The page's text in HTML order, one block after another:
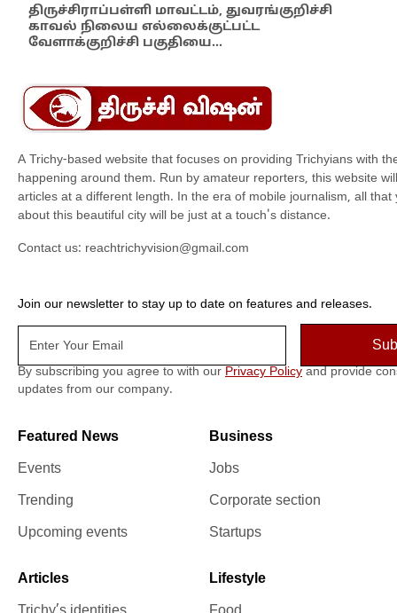
திருச்சிராப்பள்ளி மாவட்டம், துவரங்குறிச்சி
காவல் நிலைய எல்லைக்குட்பட்ட
வேளாக்குறிச்சி பகுதியை…
A Trichy-based website that focuses on providing Trichyians with
happening around them. Run by amateur reporters, this website
articles at a different length. In the era of mobile journalism, all that
about this beautiful city will be just at a touch's distance.
Contact us: reachtrichyvision@gmail.com
Join our newsletter to stay up to date on features and releases.
By subscribing you agree to with our Privacy Policy and provide
updates from our company.
Featured News
Events
Trending
Upcoming events
Business
Jobs
Corporate section
Startups
Articles
Lifestyle